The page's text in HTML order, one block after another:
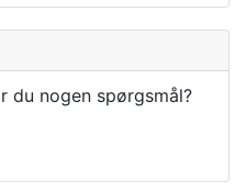
du nogen spørgsmål?